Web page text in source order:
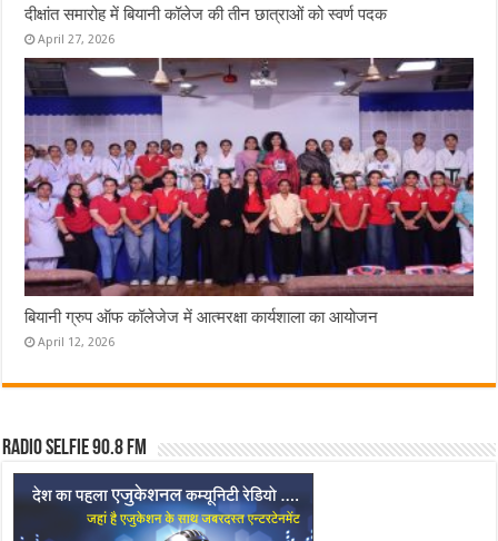
दीक्षांत समारोह में बियानी कॉलेज की तीन छात्राओं को स्वर्ण पदक
April 27, 2026
बियानी ग्रुप ऑफ कॉलेजेज में आत्मरक्षा कार्यशाला का आयोजन
April 12, 2026
Radio Selfie 90.8 FM